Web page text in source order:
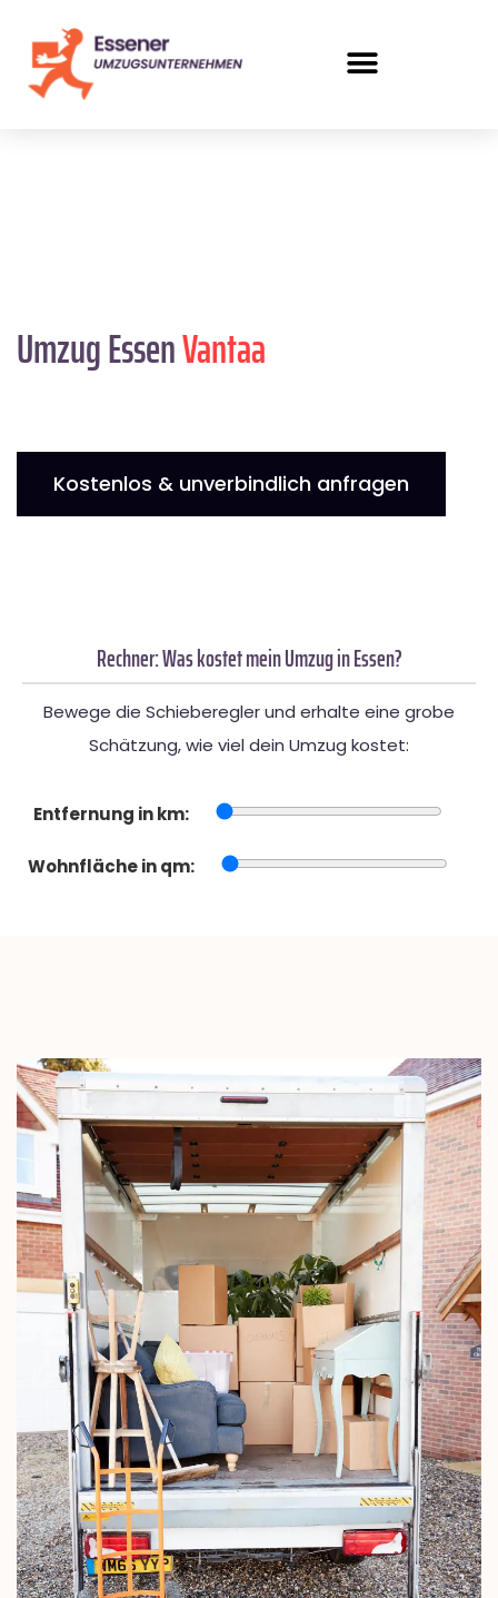
Umzug EssenVantaa
Kostenlos & unverbindlich anfragen
Rechner: Was kostet mein Umzug in Essen?
Bewege die Schieberegler und erhalte eine grobe
Schätzung, wie viel dein Umzug kostet:
Entfernung in km:
Wohnfläche in qm: